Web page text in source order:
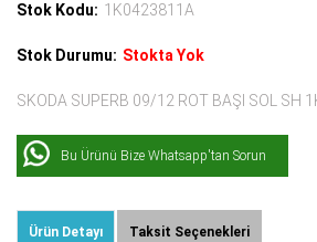
Stok Kodu: 1K0423811A
Stok Durumu: Stokta Yok
SKODA SUPERB 09/12 ROT BAŞI SOL SH
Bu Ürünü Bize Whatsapp'tan Sorun
Ürün Detayı Taksit Seçenekleri